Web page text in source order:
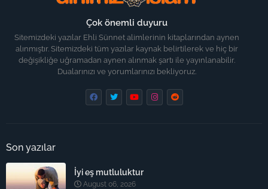
Çok önemli duyuru
Sitemizdeki yazılar Ehli Sünnet alimlerinin kitaplarından aynen
alınmıştır. Sitemizdeki tüm yazılar kaynak belirtilerek ve hiç bir
değişikliğe uğramadan aynen alınmak şartı ile yayınlanabilir.
Dualarınızı ve yorumlarınızı bekliyoruz.
Son yazılar
İyi eş mutluluktur
August 06, 2026